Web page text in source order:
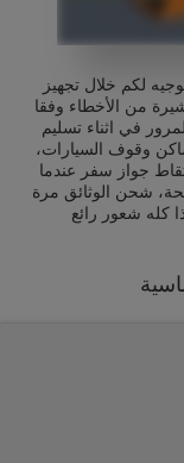
لكم خلال تجهيز
من الأخطاء وفقا
في اثناء تسليم
وقوف السيارات،
جواز سفر عندما
شحن الوثائق مرة
كله شعور رائع